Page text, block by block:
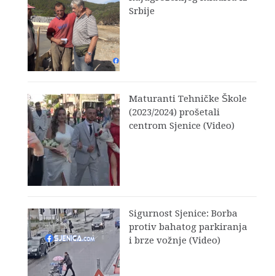
Srbije
Maturanti Tehničke Škole
(2023/2024) prošetali
centrom Sjenice (Video)
Sigurnost Sjenice: Borba
protiv bahatog parkiranja
i brze vožnje (Video)